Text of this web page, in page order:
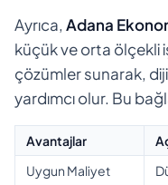
Ayrıca, Adana
küçük ve orta ölçekli
çözümler sunarak,
yardımcı olur. Bu
Avantajlar
Uygun Maliyet